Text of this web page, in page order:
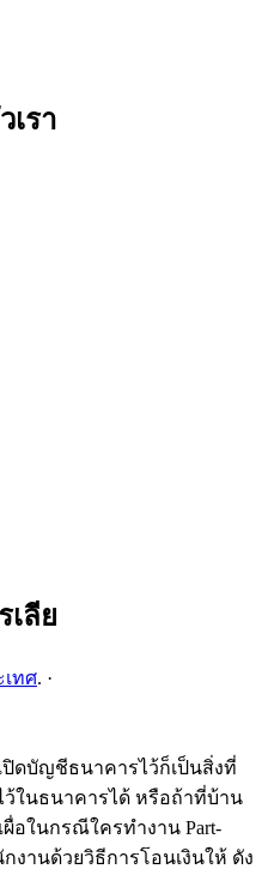
เรา
เลีย
เทศ. ·
ปิดบัญชีธนาคารไว้ก็เป็นสิ่งที่
ไว้ในธนาคารได้ หรือถ้าที่บ้าน
ผื่อในกรณีใครทำงาน Part-
งานด้วยวิธีการโอนเงินให้ ดัง